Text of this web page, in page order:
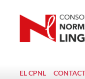
EL CPNL